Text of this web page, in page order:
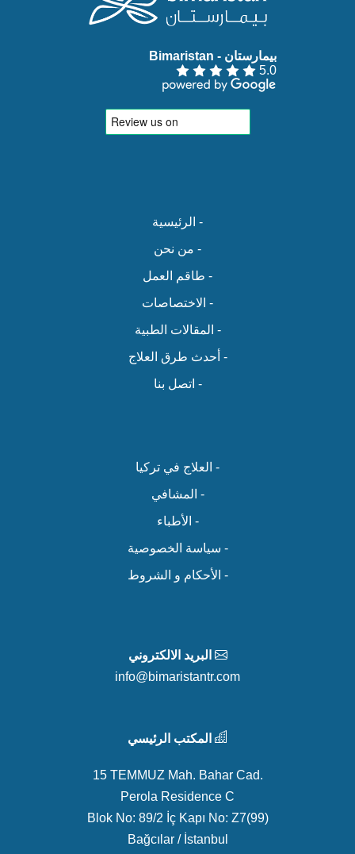
بيمارستان - Bimaristan‏
5.0
- الرئيسية
- من نحن
- طاقم العمل
- الاختصاصات
- المقالات الطبية
- أحدث طرق العلاج
- اتصل بنا
- العلاج في تركيا
- المشافي
- الأطباء
- سياسة الخصوصية
- الأحكام و الشروط
البريد الالكتروني
info@bimaristantr.com
المكتب الرئيسي
15 TEMMUZ Mah. Bahar Cad.
Perola Residence C
Blok No: 89/2 İç Kapı No: Z7(99)
Bağcılar / İstanbul